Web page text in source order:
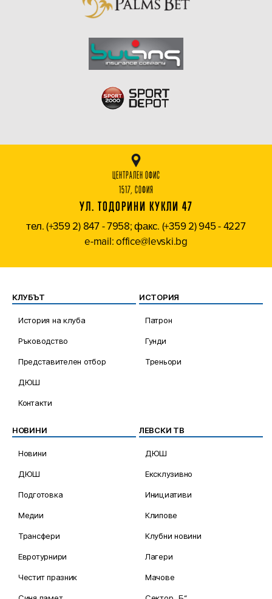
ЦЕНТРАЛЕН ОФИС
1517, СОФИЯ
УЛ. ТОДОРИНИ КУКЛИ 47
тел. (+359 2) 847 - 7958; факс. (+359 2) 945 - 4227
e-mail: office@levski.bg
КЛУБЪТ
История на клуба
Ръководство
Представителен отбор
ДЮШ
Контакти
ИСТОРИЯ
Патрон
Гунди
Треньори
НОВИНИ
Новини
ДЮШ
Подготовка
Медии
Трансфери
Евротурнири
Честит празник
ЛЕВСКИ ТВ
ДЮШ
Ексклузивно
Инициативи
Клипове
Клубни новини
Лагери
Мачове